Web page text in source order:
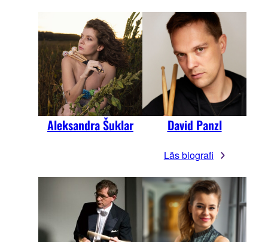
Aleksandra Šuklar David Panzl
Läs biografi